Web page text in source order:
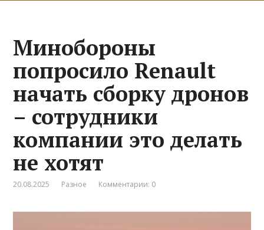
Минобороны
попросило Renault
начать сборку дронов
– сотрудники
компании это делать
не хотят
20.08.2025 Разное Комментарии: 0